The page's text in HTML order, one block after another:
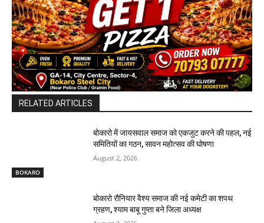
RELATED ARTICLES
BOKARO
बोकारो में जायसवाल समाज को एकजुट करने की पहल, नई
समितियों का गठन, सावन महोत्सव की घोषणा
August 2, 2026
बोकारो रौनियार वैश्य समाज की नई कमेटी का शपथ
ग्रहण, श्याम बाबू गुप्ता बने जिला अध्यक्ष